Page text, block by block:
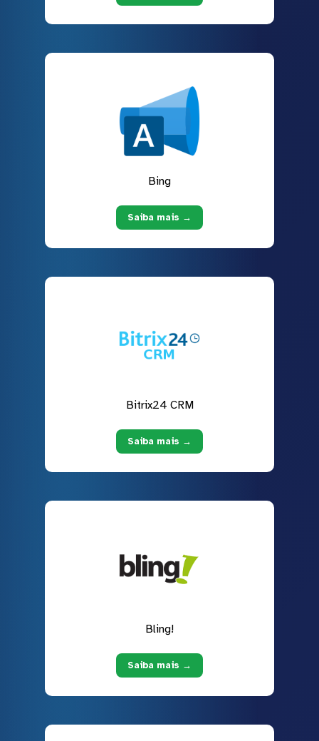
Bing
Saiba mais →
Bitrix24 CRM
Saiba mais →
Bling!
Saiba mais →